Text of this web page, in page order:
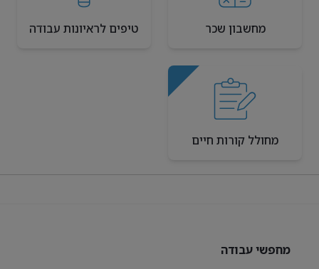
מחשבון שכר טיפים לראיונות עבודה
מחולל קורות חיים
מחפשי עבודה